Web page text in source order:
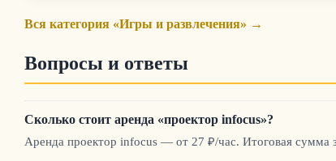
Вся категория «Игры и развлечения» →
Вопросы и ответы
Сколько стоит аренда «проектор infocus»?
Аренда проектор infocus — от 27 ₽/час. Итоговая сумма